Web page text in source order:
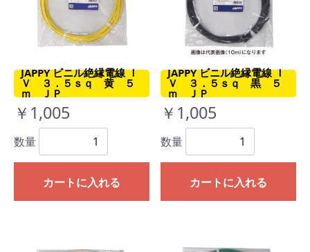
JAPPY ビニル絶縁電線 Ｉ
Ｖ ３．５ｓｑ 黄 ５
ｍ ＪＰ
￥1,005
数量
カートに入れる
JAPPY ビニル絶縁電線 Ｉ
Ｖ ３．５ｓｑ 黒 ５
ｍ ＪＰ
￥1,005
数量
カートに入れる